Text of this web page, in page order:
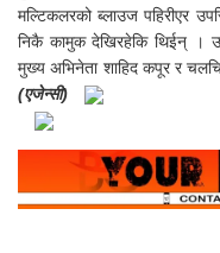
मल्टिकलरको ब्लाउज पहिरीएर
निकै कामुक देखिरहेकि थिईन् ।
मुख्य अभिनेता शाहिद कपूर र
(एजेन्सी)